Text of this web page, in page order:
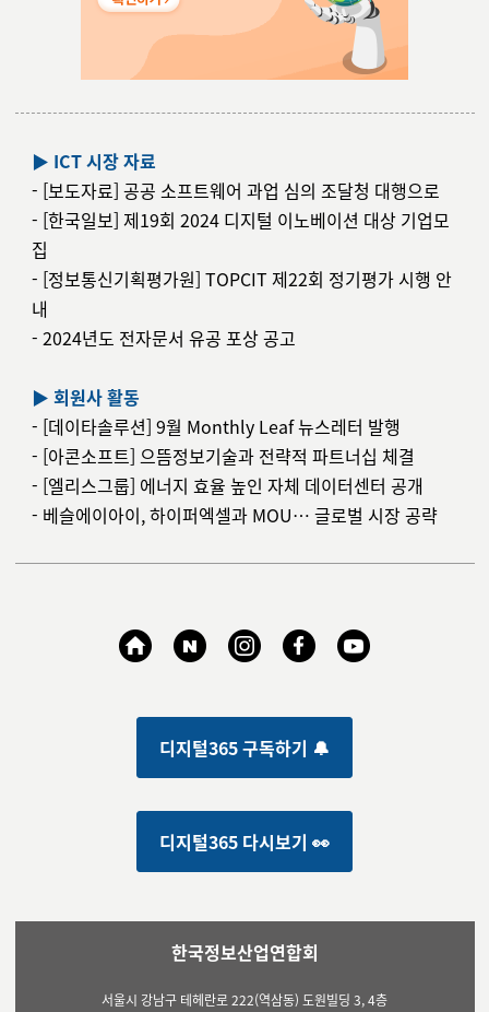
▶ ICT 시장 자료
- [보도자료] 공공 소프트웨어 과업 심의 조달청 대행으로
- [한국일보] 제19회 2024 디지털 이노베이션 대상 기업모
집
- [정보통신기획평가원] TOPCIT 제22회 정기평가 시행 안
내
- 2024년도 전자문서 유공 포상 공고
▶ 회원사 활동
- [데이타솔루션] 9월 Monthly Leaf 뉴스레터 발행
- [아콘소프트] 으뜸정보기술과 전략적 파트너십 체결
- [엘리스그룹] 에너지 효율 높인 자체 데이터센터 공개
- 베슬에이아이, 하이퍼엑셀과 MOU… 글로벌 시장 공략
디지털365 구독하기 🔔
디지털365 다시보기 👀
한국정보산업연합회
서울시 강남구 테헤란로 222(역삼동) 도원빌딩 3, 4층